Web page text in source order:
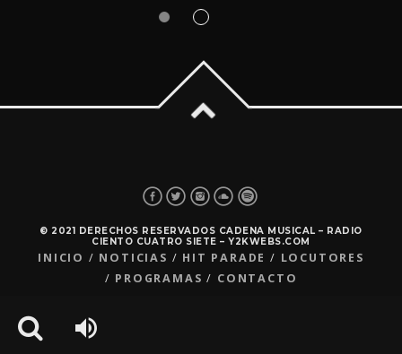
© 2021 DERECHOS RESERVADOS CADENA MUSICAL – RADIO
CIENTO CUATRO SIETE – Y2KWEBS.COM
INICIO NOTICIAS HIT PARADE
LOCUTORES
PROGRAMAS
CONTACTO